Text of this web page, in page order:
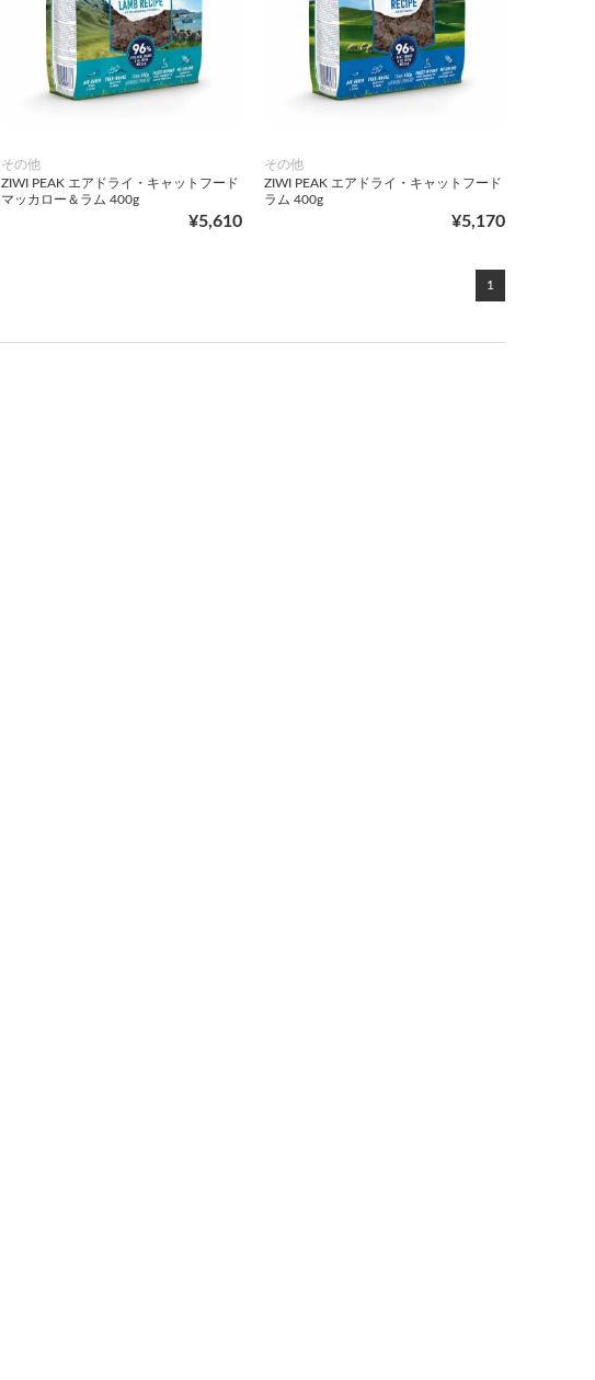
その他
ZIWI PEAK エアドライ・キャットフード
マッカロー＆ラム 400g
¥5,610
その他
ZIWI PEAK エアドライ・キャットフード
ラム 400g
¥5,170
1